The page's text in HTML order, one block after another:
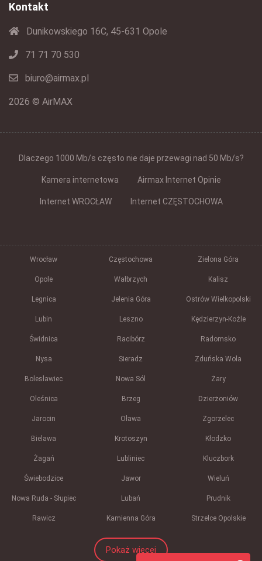
Kontakt
Dunikowskiego 16C, 45-631 Opole
71 71 70 530
biuro@airmax.pl
2026 © AirMAX
Dlaczego 1000 Mb/s często nie daje przewagi nad 50 Mb/s?
Kamera internetowa Airmax Internet Opinie
Internet WROCŁAW Internet CZĘSTOCHOWA
Wrocław Częstochowa Zielona Góra
Opole Wałbrzych Kalisz
Legnica Jelenia Góra Ostrów Wielkopolski
Lubin Leszno Kędzierzyn-Koźle
Świdnica Racibórz Radomsko
Nysa Sieradz Zduńska Wola
Bolesławiec Nowa Sól Żary
Oleśnica Brzeg Dzierżoniów
Jarocin Oława Zgorzelec
Bielawa Krotoszyn Kłodzko
Żagań Lubliniec Kluczbork
Świebodzice Jawor Wieluń
Nowa Ruda - Słupiec Lubań Prudnik
Rawicz Kamienna Góra Strzelce Opolskie
Pokaż więcej